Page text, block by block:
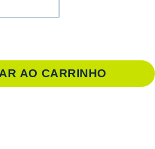
AO CARRINHO